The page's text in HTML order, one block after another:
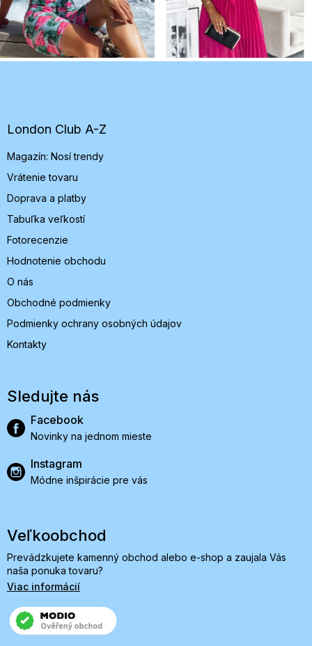
e
London Club A-Z
Magazín: Nosí trendy
Vrátenie tovaru
Doprava a platby
Tabuľka veľkostí
Fotorecenzie
Hodnotenie obchodu
O nás
Obchodné podmienky
Podmienky ochrany osobných údajov
Kontakty
Sledujte nás
Facebook
Novinky na jednom mieste
Instagram
Módne inšpirácie pre vás
Veľkoobchod
Prevádzkujete kamenný obchod alebo e-shop a zaujala Vás
naša ponuka tovaru?
Viac informácií